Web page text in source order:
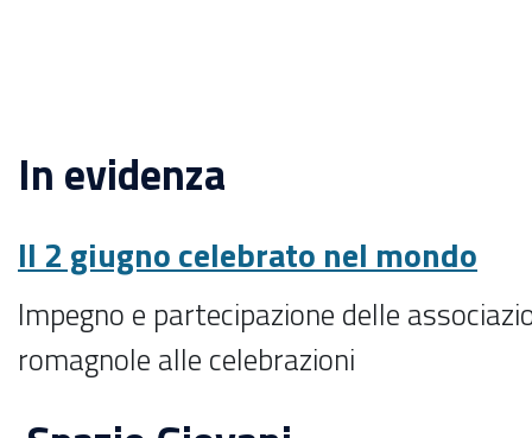
In evidenza
Il 2 giugno celebrato nel mondo
Impegno e partecipazione delle
romagnole alle celebrazioni